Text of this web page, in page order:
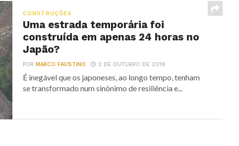
CONSTRUÇÕES
Uma estrada temporária foi
construída em apenas 24 horas no
Japão?
PORMARCO FAUSTINO 2 DE OUTUBRO DE 2019
É inegável que os japoneses, ao longo tempo, tenham
se transformado num sinônimo de resiliência e...